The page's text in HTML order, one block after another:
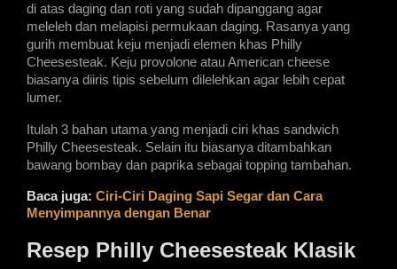
di atas daging dan roti yang sudah dipanggang agar
meleleh dan melapisi permukaan daging. Rasanya yang
gurih membuat keju menjadi elemen khas Philly
Cheesesteak. Keju provolone atau American cheese
biasanya diiris tipis sebelum dilelehkan agar lebih cepat
lumer.
Itulah 3 bahan utama yang menjadi ciri khas sandwich
Philly Cheesesteak. Selain itu biasanya ditambahkan
bawang bombay dan paprika sebagai topping tambahan.
Baca juga: Ciri-Ciri Daging Sapi Segar dan Cara
Menyimpannya dengan Benar
Resep Philly Cheesesteak Klasik